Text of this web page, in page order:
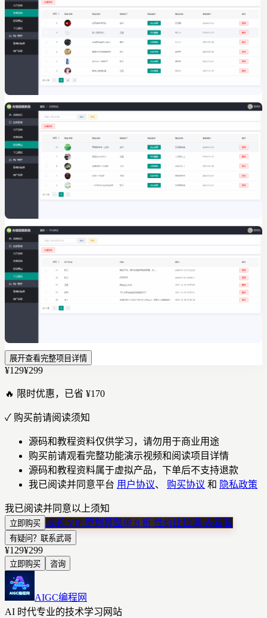
展开查看完整项目详情
¥129¥299
🔥 限时优惠，已省 ¥170
✓ 购买前请阅读须知
源码和教程资料仅供学习，请勿用于商业用途
购买前请观看完整功能演示视频和阅读项目详情
源码和教程资料属于虚拟产品，下单后不支持退款
我已阅读并同意平台 用户协议、 购买协议 和 隐私政策
我已阅读并同意以上须知
立即购买 成长 VIP 更划算整单 8 折 性价比拉满 去看看
有疑问？联系武哥
¥129¥299
立即购买 咨询
AIGC编程网
AI 时代专业的技术学习网站